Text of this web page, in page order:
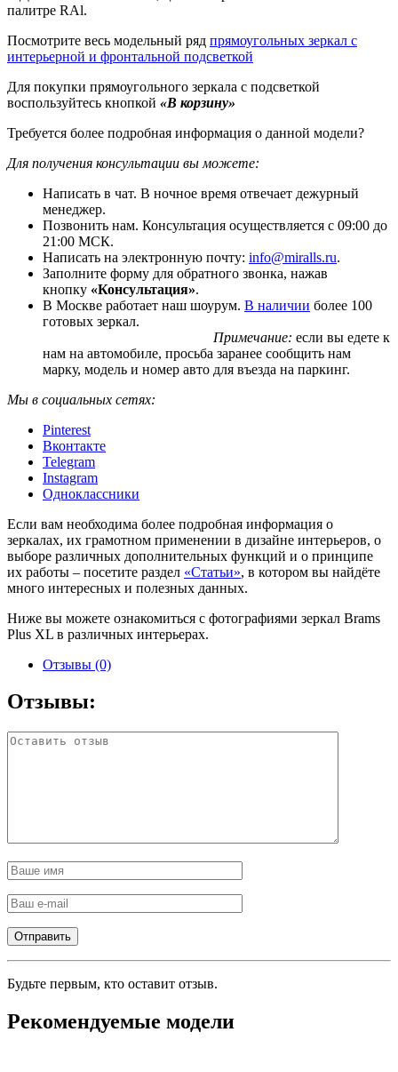
палитре RAl.
Посмотрите весь модельный ряд прямоугольных зеркал с
интерьерной и фронтальной подсветкой
Для покупки прямоугольного зеркала с подсветкой
воспользуйтесь кнопкой «В корзину»
Требуется более подробная информация о данной модели?
Для получения консультации вы можете:
Написать в чат. В ночное время отвечает дежурный
менеджер.
Позвонить нам. Консультация осуществляется с 09:00 до
21:00 МСК.
Написать на электронную почту: info@miralls.ru.
Заполните форму для обратного звонка, нажав
кнопку «Консультация».
В Москве работает наш шоурум. В наличии более 100
готовых зеркал.
Примечание: если вы едете к
нам на автомобиле, просьба заранее сообщить нам
марку, модель и номер авто для въезда на паркинг.
Мы в социальных сетях:
Pinterest
Вконтакте
Telegram
Instagram
Одноклассники
Если вам необходима более подробная информация о
зеркалах, их грамотном применении в дизайне интерьеров, о
выборе различных дополнительных функций и о принципе
их работы – посетите раздел «Статьи», в котором вы найдёте
много интересных и полезных данных.
Ниже вы можете ознакомиться с фотографиями зеркал Brams
Plus XL в различных интерьерах.
Отзывы (0)
Отзывы:
Будьте первым, кто оставит отзыв.
Рекомендуемые модели